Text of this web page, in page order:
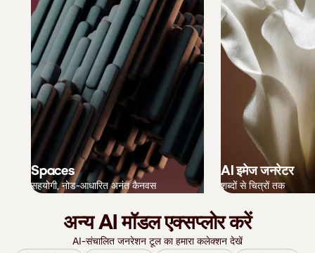
Spaces
सहयोगी, नोड-आधारित अनंत कैनवस
AI इमेज जनरेटर
शब्दों से चित्रों तक
अन्य AI मॉडल एक्सप्लोर करें
AI-संचालित जनरेशन टूल का हमारा कलेक्शन देखें